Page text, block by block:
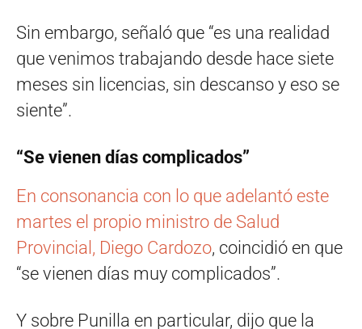
Sin embargo, señaló que “es una realidad
que venimos trabajando desde hace siete
meses sin licencias, sin descanso y eso se
siente”.
“Se vienen días complicados”
En consonancia con lo que adelantó este
martes el propio ministro de Salud
Provincial, Diego Cardozo, coincidió en que
“se vienen días muy complicados”.
Y sobre Punilla en particular, dijo que la